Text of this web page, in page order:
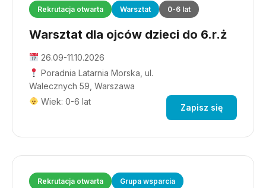
Rekrutacja otwarta Warsztat 0-6 lat
Warsztat dla ojców dzieci do 6.r.ż
26.09-11.10.2026
Poradnia Latarnia Morska, ul.
Walecznych 59, Warszawa
Wiek: 0-6 lat
Zapisz się
Rekrutacja otwarta
Grupa wsparcia